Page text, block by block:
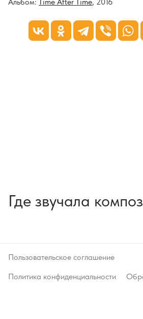
Где звучала
Пользовательское соглашение
Политика конфиденциальности